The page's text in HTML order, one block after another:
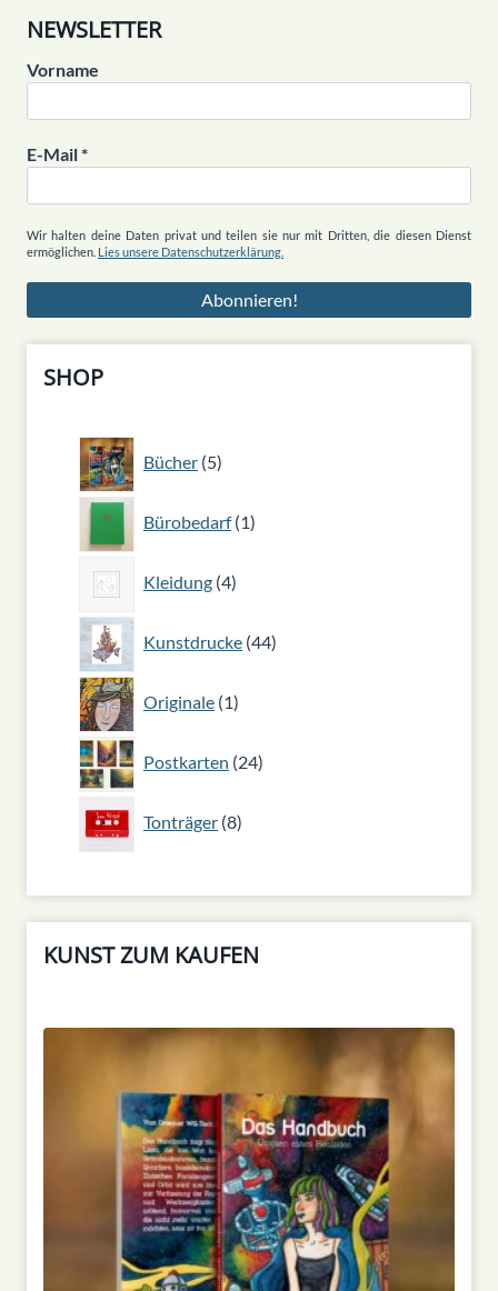
NEWSLETTER
Vorname
E-Mail*
Wir halten deine Daten privat und teilen sie nur mit Dritten, die diesen Dienst
ermöglichen. Lies unsere Datenschutzerklärung.
SHOP
Bücher 5
5
Produkte
Bürobedarf 1
1
Produkt
Kleidung 4
4
Produkte
Kunstdrucke 44
44
Produkte
Originale 1
1
Produkt
Postkarten 24
24
Produkte
Tonträger 8
8
Produkte
KUNST ZUM KAUFEN